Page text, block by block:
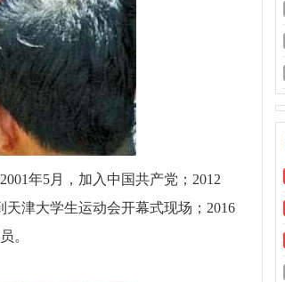
年5月，加入中国共产党；2012
津大学生运动会开幕式现场；2016
。